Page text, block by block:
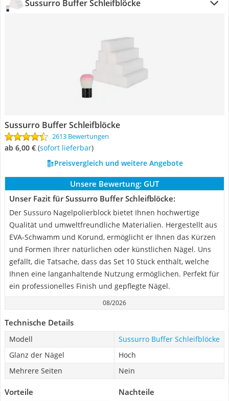
Sussurro Buffer Schleifblöcke
Sussurro Buffer Schleifblöcke
2613 Bewertungen
ab 6,00 € ( Sofort lieferbar)
Preisvergleich und weitere Angebote
Unsere Bewertung: GUT
Unser Fazit für Sussurro Buffer Schleifblöcke:
Der Sussuro Nagelpolierblock bietet Ihnen hochwertige
Qualität und umweltfreundliche Materialien. Hergestellt aus
EVA-Schwamm und Korund, ermöglicht er Ihnen das Kürzen
und Formen Ihrer natürlichen oder künstlichen Nägel. Uns
gefällt, die Tatsache, dass das Set 10 Stück enthält, welche
Ihnen eine langanhaltende Nutzung ermöglichen. Perfekt für
ein professionelles Finish und gepflegte Nägel.
08/2026
Technische Details
Modell
Sussurro Buffer Schleifblöcke
Glanz der Nägel
Hoch
Mehrere Seiten
Nein
Vorteile Nachteile